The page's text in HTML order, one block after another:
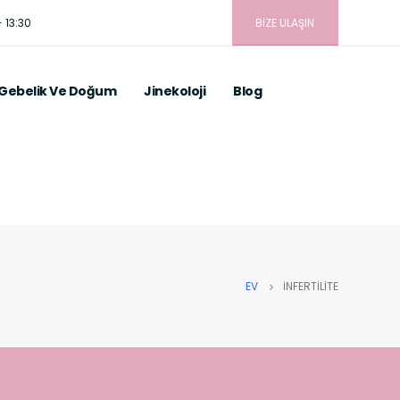
BİZE ULAŞIN
Ve Doğum Jinekoloji Blog
EV İNFERTILITE